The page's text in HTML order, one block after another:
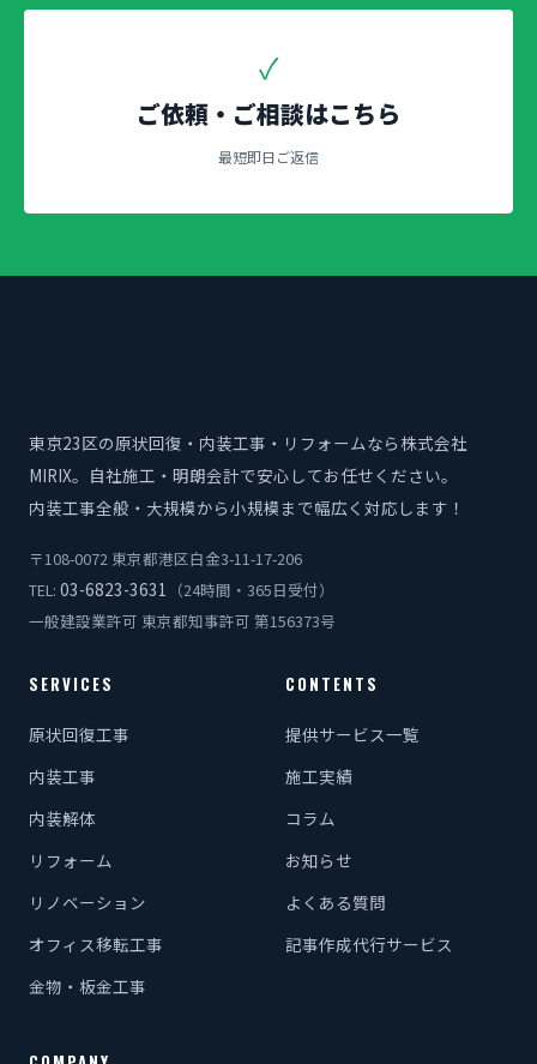
✓
ご依頼・ご相談はこちら
最短即日ご返信
東京23区の原状回復・内装工事・リフォームなら株式会社
MIRIX。自社施工・明朗会計で安心してお任せください。
内装工事全般・大規模から小規模まで幅広く対応します！
〒108-0072 東京都港区白金3-11-17-206
TEL: 03-6823-3631 （24時間・365日受付）
一般建設業許可 東京都知事許可 第156373号
SERVICES
原状回復工事
内装工事
内装解体
リフォーム
リノベーション
オフィス移転工事
金物・板金工事
CONTENTS
提供サービス一覧
施工実績
コラム
お知らせ
よくある質問
記事作成代行サービス